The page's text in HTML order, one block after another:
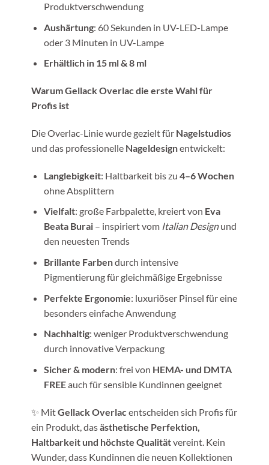
Produktverschwendung
Aushärtung: 60 Sekunden in UV-LED-Lampe
oder 3 Minuten in UV-Lampe
Erhältlich in 15 ml & 8 ml
Warum Gellack Overlac die erste Wahl für
Profis ist
Die Overlac-Linie wurde gezielt für Nagelstudios
und das professionelle Nageldesignentwickelt:
Langlebigkeit: Haltbarkeit bis zu 4–6 Wochen
ohne Absplittern
Vielfalt: große Farbpalette, kreiert von Eva
Beata Burai– inspiriert vom Italian Designund
den neuesten Trends
Brillante Farbendurch intensive
Pigmentierung für gleichmäßige Ergebnisse
Perfekte Ergonomie: luxuriöser Pinsel für eine
besonders einfache Anwendung
Nachhaltig: weniger Produktverschwendung
durch innovative Verpackung
Sicher & modern: frei von HEMA- und DMTA
FREEauch für sensible Kundinnen geeignet
✨ MitGellack Overlac entscheiden sich Profis für
ein Produkt, dasästhetische Perfektion,
Haltbarkeit und höchste Qualitätvereint. Kein
Wunder, dass Kundinnen die neuen Kollektionen